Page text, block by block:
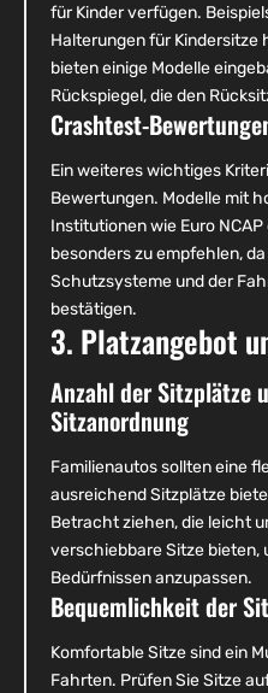
für Kinder verfügen.
Halterungen für Kindersitze
bieten einige Modelle
Rückspiegel, die den
Crashtest-
Ein weiteres wichtiges
Bewertungen. Modelle mit
Institutionen wie Euro
besonders zu empfehlen,
Schutzsysteme und der
bestätigen.
3. Platzangebot
Anzahl der Sitzplätze
Sitzanordnung
Familienautos sollten eine
ausreichend Sitzplätze
Betracht ziehen, die leicht
verschiebbare Sitze bieten,
Bedürfnissen anzupassen.
Bequemlichkeit der
Komfortable Sitze sind ein
Fahrten. Prüfen Sie Sitze